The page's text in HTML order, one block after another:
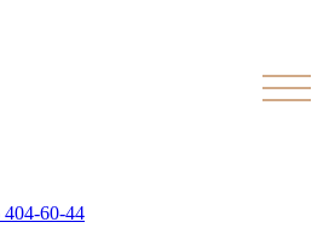
404-60-44